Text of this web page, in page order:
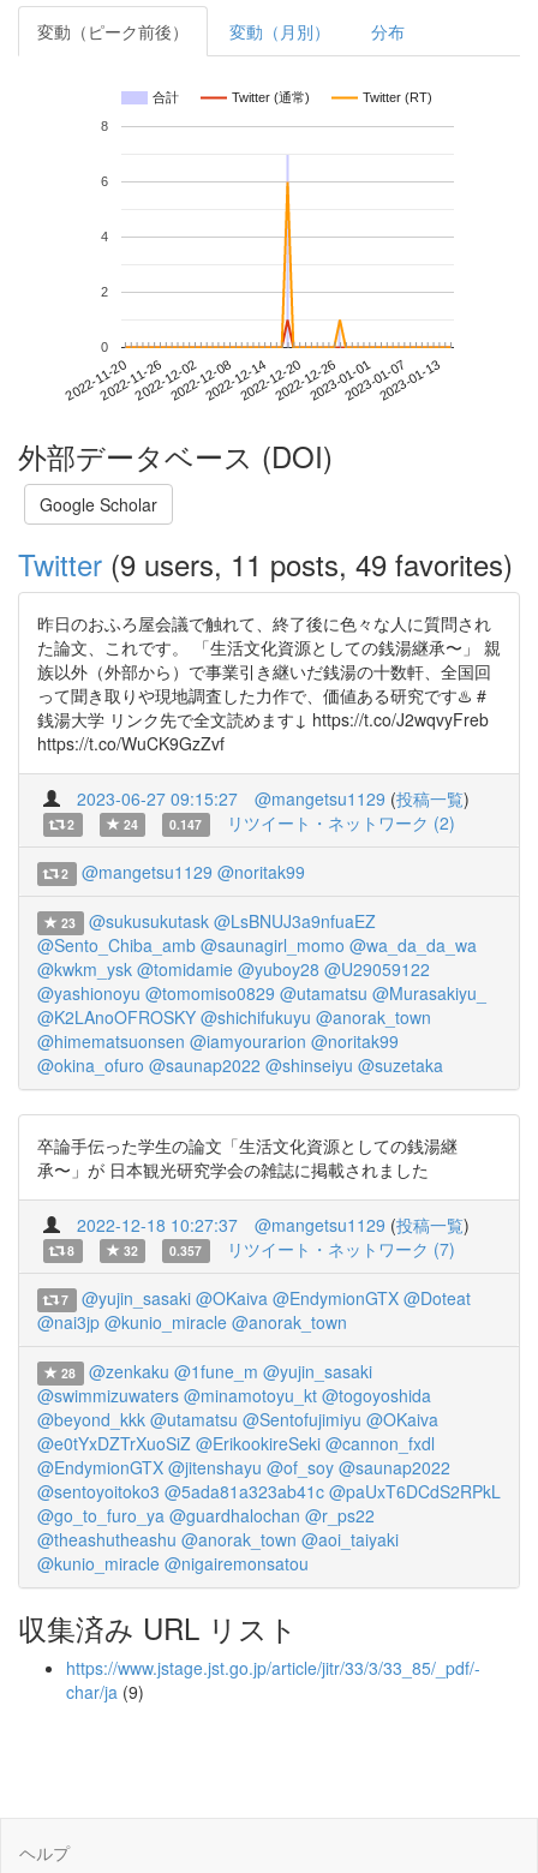
変動（ピーク前後） 変動（月別） 分布
合計 Twitter (通常) Twitter (RT)
2022-11-202022-11-262022-12-022022-12-082022-12-142022-12-202022-12-262023-01-012023-01-072023-01-13
0
2
4
6
8
外部データベース (DOI)
Google Scholar
Twitter (9 users, 11 posts, 49 favorites)
昨日のおふろ屋会議で触れて、終了後に色々な人に質問され
た論文、これです。 「生活文化資源としての銭湯継承〜」 親
族以外（外部から）で事業引き継いだ銭湯の十数軒、全国回
って聞き取りや現地調査した力作で、価値ある研究です♨️ #
銭湯大学 リンク先で全文読めます↓ https://t.co/J2wqvyFreb
https://t.co/WuCK9GzZvf
2023-06-27 09:15:27 @mangetsu1129 (投稿一覧)
2 24 0.147 リツイート・ネットワーク (2)
2 @mangetsu1129 @noritak99
23 @sukusukutask @LsBNUJ3a9nfuaEZ
@Sento_Chiba_amb @saunagirl_momo @wa_da_da_wa
@kwkm_ysk @tomidamie @yuboy28 @U29059122
@yashionoyu @tomomiso0829 @utamatsu @Murasakiyu_
@K2LAnoOFROSKY @shichifukuyu @anorak_town
@himematsuonsen @iamyourarion @noritak99
@okina_ofuro @saunap2022 @shinseiyu @suzetaka
卒論手伝った学生の論文「生活文化資源としての銭湯継
承〜」が 日本観光研究学会の雑誌に掲載されました
2022-12-18 10:27:37 @mangetsu1129 (投稿一覧)
8 32 0.357 リツイート・ネットワーク (7)
7 @yujin_sasaki @OKaiva @EndymionGTX @Doteat
@nai3jp @kunio_miracle @anorak_town
28 @zenkaku @1fune_m @yujin_sasaki
@swimmizuwaters @minamotoyu_kt @togoyoshida
@beyond_kkk @utamatsu @Sentofujimiyu @OKaiva
@e0tYxDZTrXuoSiZ @ErikookireSeki @cannon_fxdl
@EndymionGTX @jitenshayu @of_soy @saunap2022
@sentoyoitoko3 @5ada81a323ab41c @paUxT6DCdS2RPkL
@go_to_furo_ya @guardhalochan @r_ps22
@theashutheashu @anorak_town @aoi_taiyaki
@kunio_miracle @nigairemonsatou
収集済み URL リスト
https://www.jstage.jst.go.jp/article/jitr/33/3/33_85/_pdf/-
char/ja (9)
ヘルプ